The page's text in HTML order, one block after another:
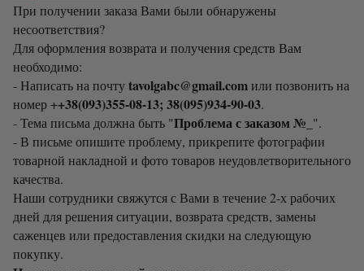
При получении заказа Вами были обнаружены
несоответствия?
Для оформления возврата и получения средств Вам
необходимо:
- Написать на почтуtavolgabc@gmail.comили позвонить на
номер ++38(093)355-08-13; 38(095)934-90-03.
- Тема письма должна быть "Проблема с заказом №_ ".
- В письме опишите проблему, прикрепите фотографии
товарной накладной и фото товаров неудовлетворительного
качества.
Наши сотрудники свяжутся с Вами в течение 2-х рабочих
дней для решения ситуации, возврата средств, замены
саженцев или предоставления скидки на следующую
покупку.